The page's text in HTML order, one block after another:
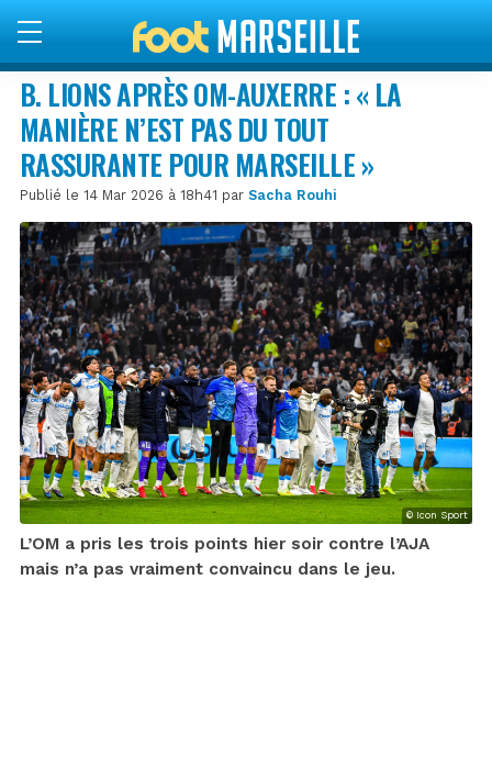
B. LIONS APRÈS OM-AUXERRE : « LA
MANIÈRE N’EST PAS DU TOUT
RASSURANTE POUR MARSEILLE »
Publié le 14 Mar 2026 à 18h41 par Sacha Rouhi
© Icon Sport
L’OM a pris les trois points hier soir contre l’AJA
mais n’a pas vraiment convaincu dans le jeu.